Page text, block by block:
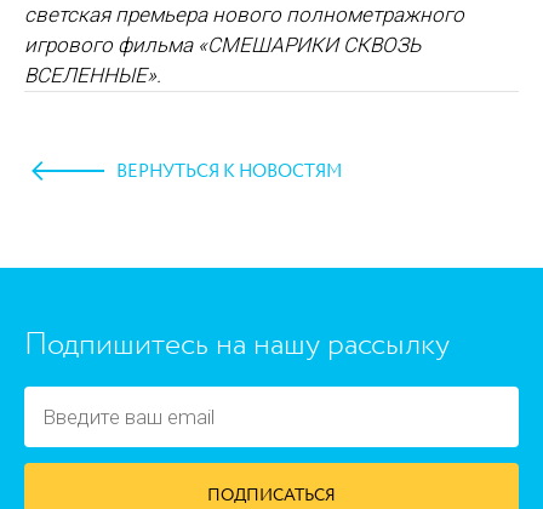
светская премьера нового полнометражного
игрового фильма «СМЕШАРИКИ СКВОЗЬ
ВСЕЛЕННЫЕ».
https://www.high-endrolex.com/45
ВЕРНУТЬСЯ К НОВОСТЯМ
Подпишитесь на нашу рассылку
ПОДПИСАТЬСЯ